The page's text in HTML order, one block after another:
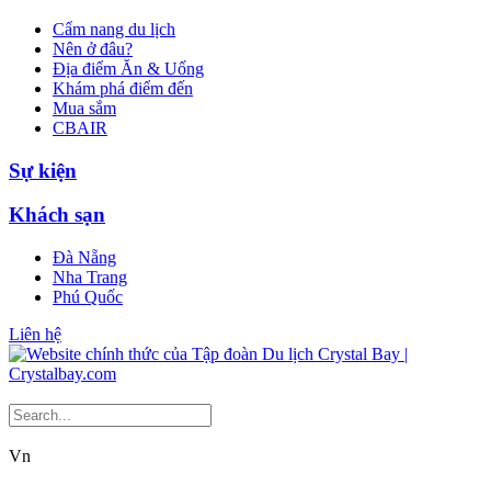
Cẩm nang du lịch
Nên ở đâu?
Địa điểm Ăn & Uống
Khám phá điểm đến
Mua sắm
CBAIR
Sự kiện
Khách sạn
Đà Nẵng
Nha Trang
Phú Quốc
Liên hệ
Vn